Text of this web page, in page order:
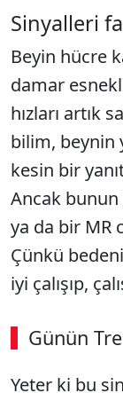
Sinyalleri
Beyin hücre
damar
hızları artık
bilim, beynin
kesin bir
Ancak
ya da bir MR
Çünkü
iyi çalışıp,
Günün
Yeter ki bu